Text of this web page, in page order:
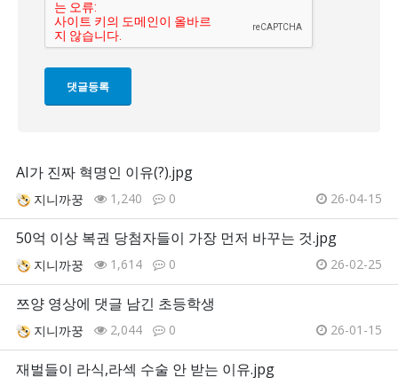
AI가 진짜 혁명인 이유(?).jpg
지니까꿍 1,240 0 26-04-15
50억 이상 복권 당첨자들이 가장 먼저 바꾸는 것.jpg
지니까꿍 1,614 0 26-02-25
쯔양 영상에 댓글 남긴 초등학생
지니까꿍 2,044 0 26-01-15
재벌들이 라식,라섹 수술 안 받는 이유.jpg